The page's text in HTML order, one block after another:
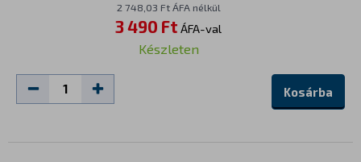
2 748,03 Ft ÁFA nélkül
3 490 Ft ÁFA-val
Készleten
Kosárba